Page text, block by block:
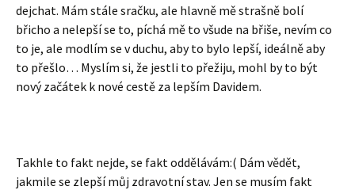
dejchat. Mám stále sračku, ale hlavně mě strašně bolí
břicho a nelepší se to, píchá mě to všude na břiše, nevím co
to je, ale modlím se v duchu, aby to bylo lepší, ideálně aby
to přešlo… Myslím si, že jestli to přežiju, mohl by to být
nový začátek k nové cestě za lepším Davidem.
Takhle to fakt nejde, se fakt oddělávám:( Dám vědět,
jakmile se zlepší můj zdravotní stav. Jen se musím fakt